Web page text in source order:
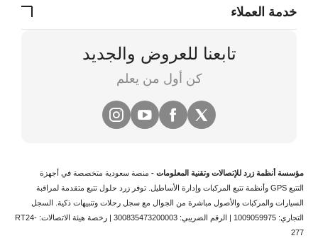
خدمة العملاء
تابعنا للعروض والجديد
كن أول من يعلم
مؤسسة أنظمة زرد للإتصالات وتقنية المعلومات - منصة سعودية متخصصة في أجهزة
التتبع
تتبع المركبات وإدارة الأساطيل. توفر زرد حلول تتبع متقدمة لمراقبة
السيارات والمركبات والأصول مباشرة من الجوال مع سجل رحلات وتنبيهات ذكية. السجل
التجاري: 1009059975 | الرقم الضريبي: 300835473200003 | رخصة هيئة الاتصالات: RT24-
277